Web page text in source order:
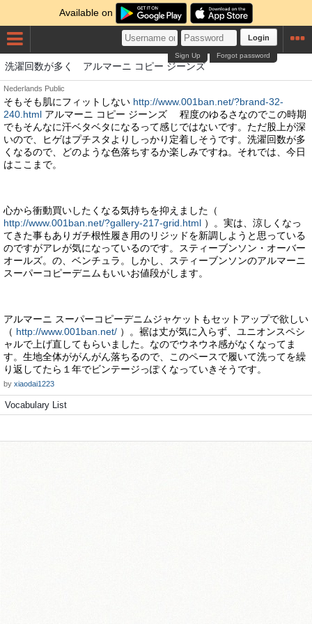
Available on
Login
Forgot password
Sign Up
洗濯回数が多く アルマーニ コピー ジーンズ
Nederlands Public
そもそも肌にフィットしない http://www.001ban.net/?brand-32-
240.html アルマーニ コピー ジーンズ 程度のゆるさなのでこの時期
でもそんなに汗ベタベタになるって感じではないです。ただ股上が深
いので、ヒゲはプチスタよりしっかり定着しそうです。洗濯回数が多
くなるので、どのような色落ちするか楽しみですね。それでは、今日
はここまで。
心から衝動買いしたくなる気持ちを抑えました（
http://www.001ban.net/?gallery-217-grid.html ）。実は、涼しくなっ
てきた事もありガチ根性履き用のリジッドを新調しようと思っている
のですがアレが気になっているのです。スティーブンソン・オーバー
オールズ。の、ベンチュラ。しかし、スティーブンソンのアルマーニ
スーパーコピーデニムもいいお値段がします。
アルマーニ スーパーコピーデニムジャケットもセットアップで欲しい
（ http://www.001ban.net/ ）。裾は丈が気に入らず、ユニオンスペシ
ャルで上げ直してもらいました。なのでウネウネ感がなくなってま
す。生地全体ががんがん落ちるので、このペースで履いて洗ってを繰
り返してたら１年でビンテージっぽくなっていきそうです。
by xiaodai1223
Vocabulary List